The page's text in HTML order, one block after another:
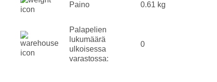
Paino 0.61 kg
Palapelien
lukumäärä
ulkoisessa
varastossa:
0